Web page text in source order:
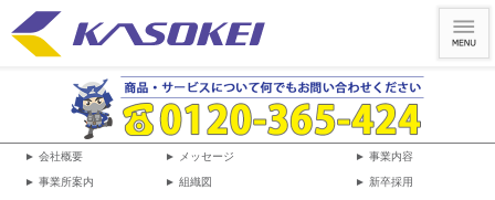
► 会社概要 ► メッセージ ► 事業内容
► 事業所案内 ► 組織図 ► 新卒採用